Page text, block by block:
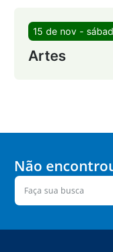
15 de nov -
Artes
Não